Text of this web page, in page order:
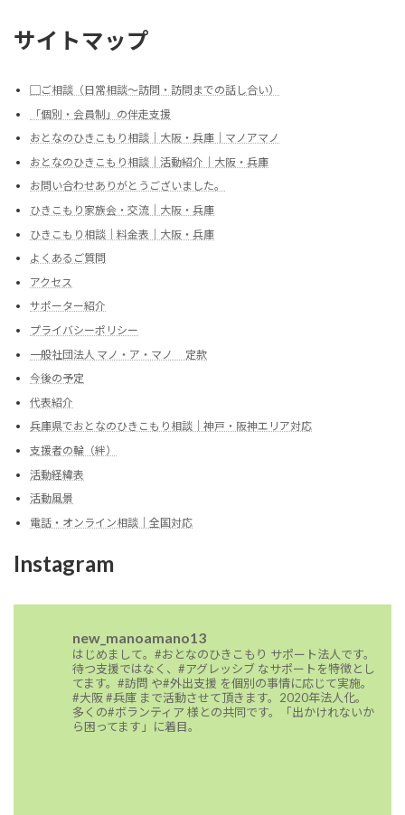
サイトマップ
▢ご相談（日常相談～訪問・訪問までの話し合い）
「個別・会員制」の伴走支援
おとなのひきこもり相談｜大阪・兵庫｜マノアマノ
おとなのひきこもり相談｜活動紹介｜大阪・兵庫
お問い合わせありがとうございました。
ひきこもり家族会・交流｜大阪・兵庫
ひきこもり相談｜料金表｜大阪・兵庫
よくあるご質問
アクセス
サポーター紹介
プライバシーポリシー
一般社団法人 マノ・ア・マノ 定款
今後の予定
代表紹介
兵庫県でおとなのひきこもり相談｜神戸・阪神エリア対応
支援者の輪（絆）
活動経緯表
活動風景
電話・オンライン相談｜全国対応
Instagram
new_manoamano13
はじめまして。#おとなのひきこもり サポート法人です。
待つ支援ではなく、#アグレッシブ なサポートを特徴とし
てます。#訪問 や#外出支援 を個別の事情に応じて実施。
#大阪 #兵庫 まで活動させて頂きます。2020年法人化。
多くの#ボランティア 様との共同です。「出かけれないか
ら困ってます」に着目。